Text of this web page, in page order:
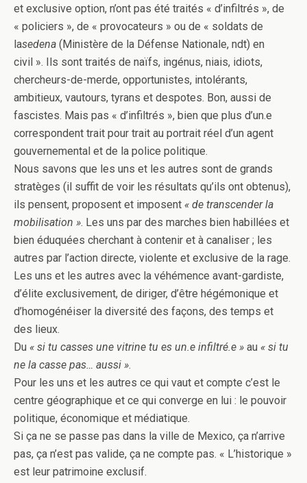
et exclusive option, n’ont pas été traités « d’infiltrés », de
« policiers », de « provocateurs » ou de « soldats de
lasedena (Ministère de la Défense Nationale, ndt) en
civil ». Ils sont traités de naïfs, ingénus, niais, idiots,
chercheurs-de-merde, opportunistes, intolérants,
ambitieux, vautours, tyrans et despotes. Bon, aussi de
fascistes. Mais pas « d’infiltrés », bien que plus d’un.e
correspondent trait pour trait au portrait réel d’un agent
gouvernemental et de la police politique.
Nous savons que les uns et les autres sont de grands
stratèges (il suffit de voir les résultats qu’ils ont obtenus),
ils pensent, proposent et imposent « de transcender la
mobilisation ». Les uns par des marches bien habillées et
bien éduquées cherchant à contenir et à canaliser ; les
autres par l’action directe, violente et exclusive de la rage.
Les uns et les autres avec la véhémence avant-gardiste,
d’élite exclusivement, de diriger, d’être hégémonique et
d’homogénéiser la diversité des façons, des temps et
des lieux.
Du « si tu casses une vitrine tu es un.e infiltré.e » au « si tu
ne la casse pas… aussi ».
Pour les uns et les autres ce qui vaut et compte c’est le
centre géographique et ce qui converge en lui : le pouvoir
politique, économique et médiatique.
Si ça ne se passe pas dans la ville de Mexico, ça n’arrive
pas, ça n’est pas valide, ça ne compte pas. « L’historique »
est leur patrimoine exclusif.